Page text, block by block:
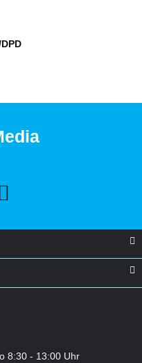
8:30 - 13:00 Uhr